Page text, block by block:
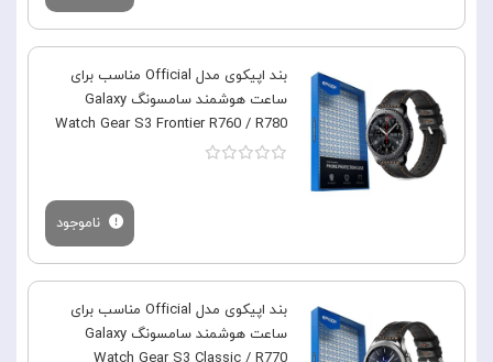
بند اپیکوی مدل Official مناسب برای
ساعت هوشمند سامسونگ Galaxy
Watch Gear S3 Frontier R760 / R780
ناموجود
بند اپیکوی مدل Official مناسب برای
ساعت هوشمند سامسونگ Galaxy